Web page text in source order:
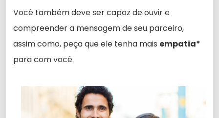
Você também deve ser capaz de ouvir e
compreender a mensagem de seu parceiro,
assim como, peça que ele tenha mais empatia*
para com você.